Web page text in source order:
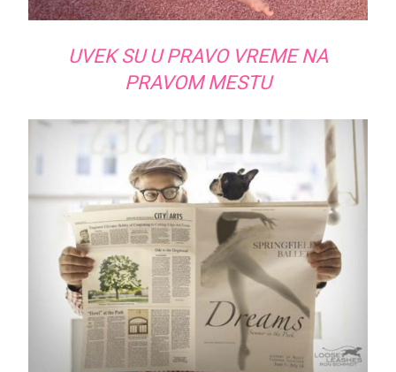
UVEK SU U PRAVO VREME NA
PRAVOM MESTU